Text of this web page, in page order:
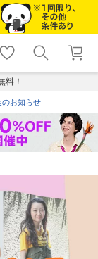
shopping_cart lock_outline
ログイン
料！
お知らせ